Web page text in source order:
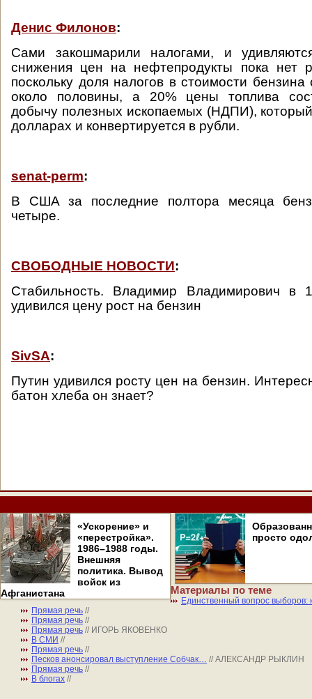
Денис Филонов:
Сами закошмарили налогами, и
снижения цен на нефтепродукты пока нет
поскольку доля налогов в стоимости бензина
около половины, а 20% цены топлива
добычу полезных ископаемых (НДПИ),
долларах и конвертируется в рубли.
senat-perm:
В США за последние полтора месяца
четыре.
СВОБОДНЫЕ НОВОСТИ:
Стабильность. Владимир Владимирович
удивился цену рост на бензин
SivSA:
Путин удивился росту цен на бензин.
батон хлеба он знает?
«Ускорение» и
«перестройка».
1986–1988 годы.
Внешняя
политика. Вывод
войск из
Афганистана
просто
Материалы по теме
Единственный вопрос выборов:
Прямая речь //
Прямая речь //
Прямая речь // ИГОРЬ ЯКОВЕНКО
В СМИ //
Прямая речь //
Песков анонсировал выступление Собчак… // АЛЕКСАНДР РЫКЛИН
Прямая речь //
В блогах //